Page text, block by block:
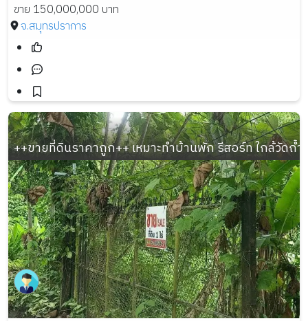
ขาย 150,000,000 บาท
จ.สมุทรปราการ
++ขายที่ดินราคาถูก++ เหมาะทำบ้านพัก รีสอร์ท ใกล้วัดถ้ำ